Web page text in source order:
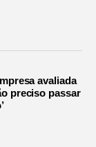
avaliada
preciso passar